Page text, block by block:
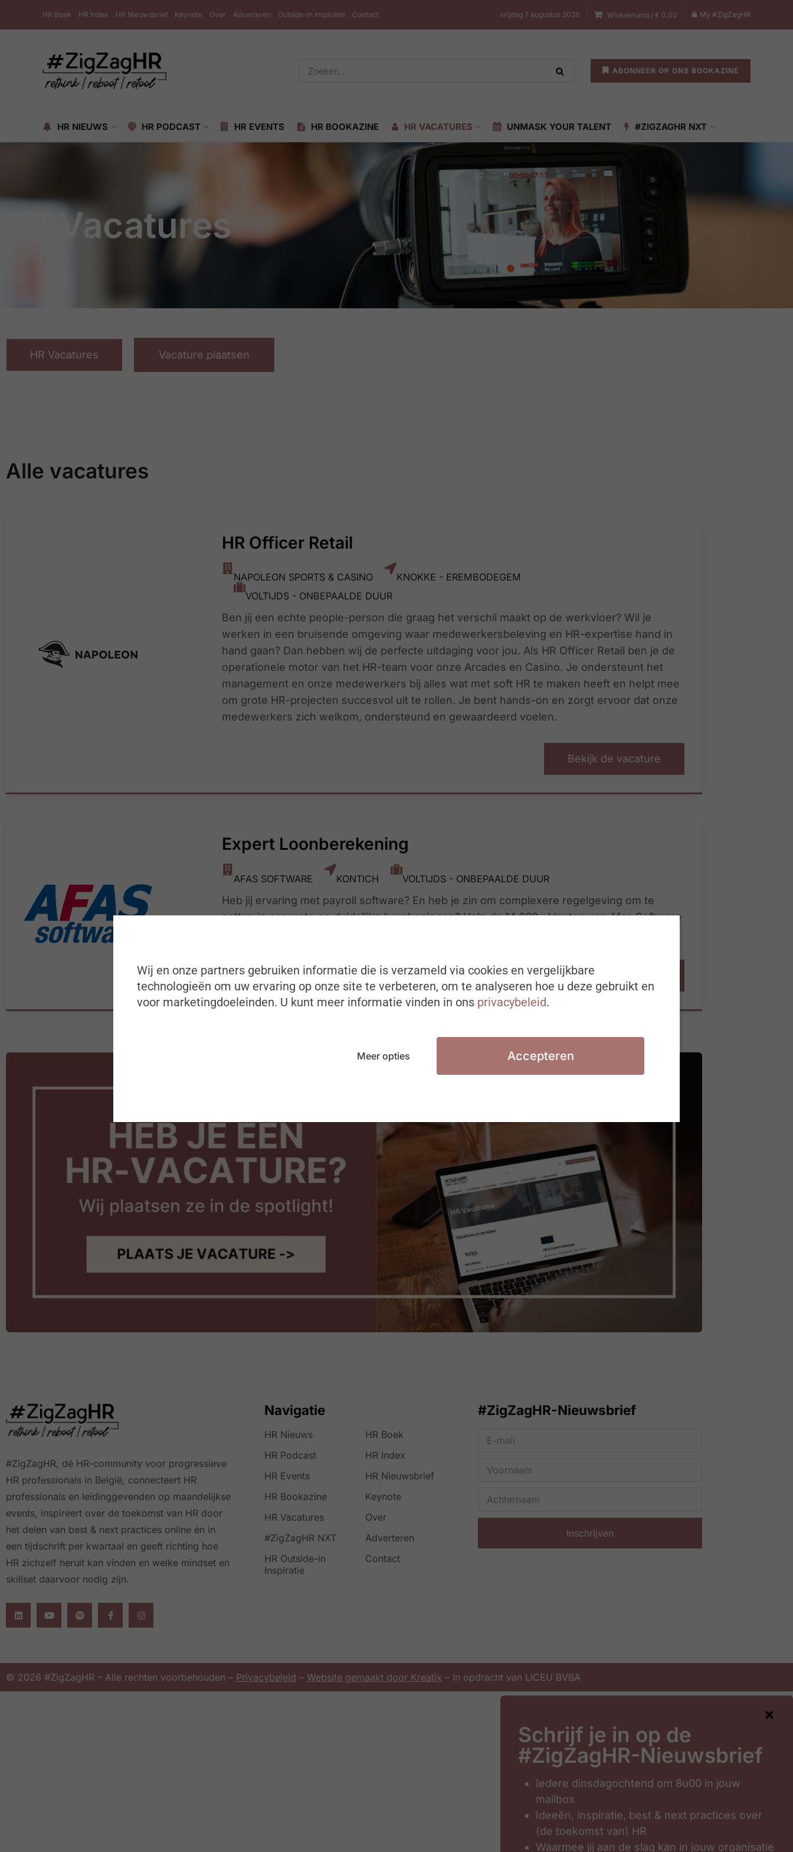
HR Boek HR Index HR Nieuwsbrief Keynote Over Adverteren Outside-in Inspiratie Contact vrijdag 7 augustus 2026 Winkelmand / € 0,00 My #ZigZagHR
ABONNEER OP ONS BOOKAZINE
HR NIEUWS HR PODCAST HR EVENTS HR BOOKAZINE HR VACATURES UNMASK YOUR TALENT #ZIGZAGHR NXT
HR Vacatures
HR Vacatures Vacature plaatsen
Alle vacatures
HR Officer Retail
NAPOLEON SPORTS & CASINO
KNOKKE - EREMBODEGEM
VOLTIJDS - ONBEPAALDE DUUR
Ben jij een echte people-person die graag het verschil maakt op de werkvloer? Wil je
werken in een bruisende omgeving waar medewerkersbeleving en HR-expertise hand in
hand gaan? Dan hebben wij de perfecte uitdaging voor jou. Als HR Officer Retail ben je de
operationele motor van het HR-team voor onze Arcades en Casino. Je ondersteunt het
management en onze medewerkers bij alles wat met soft HR te maken heeft en helpt mee
om grote HR-projecten succesvol uit te rollen. Je bent hands-on en zorgt ervoor dat onze
medewerkers zich welkom, ondersteund en gewaardeerd voelen.
Bekijk de vacature
Expert Loonberekening
AFAS SOFTWARE KONTICH VOLTIJDS - ONBEPAALDE DUUR
Heb jij ervaring met payroll software? En heb je zin om complexere regelgeving om te
zetten in concrete en duidelijke berekeningen? Help de 14.000+ klanten van Afas Software
Bekijk de vacature
#ZigZagHR, dé HR-community voor progressieve
HR professionals in België, connecteert HR
professionals en leidinggevenden op maandelijkse
events, inspireert over de toekomst van HR door
het delen van best & next practices online én in
een tijdschrift per kwartaal en geeft richting hoe
HR zichzelf heruit kan vinden en welke mindset en
skillset daarvoor nodig zijn.
Navigatie
HR Nieuws
HR Podcast
HR Events
HR Bookazine
HR Vacatures
#ZigZagHR NXT
HR Outside-in
Inspiratie
HR Boek
HR Index
HR Nieuwsbrief
Keynote
Over
Adverteren
Contact
#ZigZagHR-Nieuwsbrief
Inschrijven
© 2026 #ZigZagHR – Alle rechten voorbehouden – Privacybeleid – Website gemaakt door Kreatix – In opdracht van LICEU BVBA
Wij en onze partners gebruiken informatie die is verzameld via cookies en vergelijkbare
technologieën om uw ervaring op onze site te verbeteren, om te analyseren hoe u deze gebruikt en
voor marketingdoeleinden. U kunt meer informatie vinden in ons privacybeleid.
Meer opties Accepteren
Schrijf je in op de
#ZigZagHR-Nieuwsbrief
Iedere dinsdagochtend om 8u00 in jouw
mailbox
Ideeën, inspiratie, best & next practices over
(de toekomst van) HR
Waarmee jij aan de slag kan in jouw organisatie